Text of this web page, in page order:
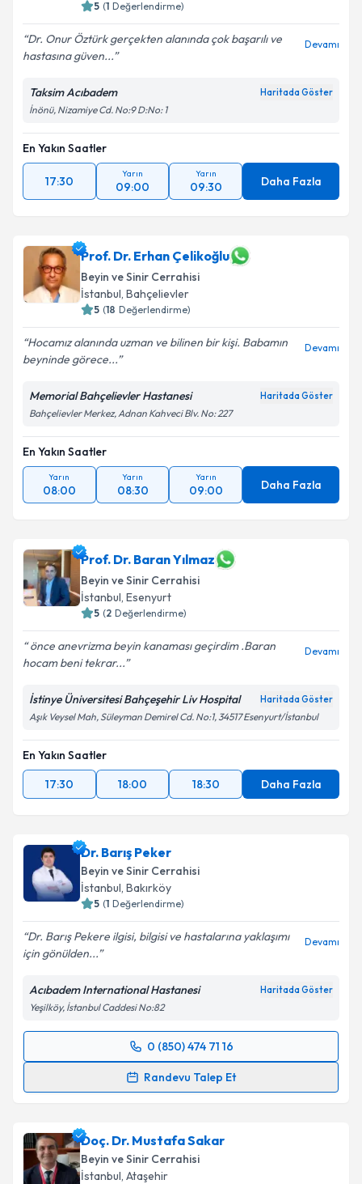
5 (1 Değerlendirme)
Dr. Onur Öztürk gerçekten alanında çok başarılı ve
hastasına güven...
Devamı
Taksim Acıbadem Haritada Göster
İnönü, Nizamiye Cd. No:9 D:No: 1
En Yakın Saatler
17:30
Yarın
09:00
Yarın
09:30 Daha Fazla
Prof. Dr. Erhan Çelikoğlu
Beyin ve Sinir Cerrahisi
İstanbul, Bahçelievler
5 (18 Değerlendirme)
Hocamız alanında uzman ve bilinen bir kişi. Babamın
beyninde görece...
Devamı
Memorial Bahçelievler Hastanesi Haritada Göster
Bahçelievler Merkez, Adnan Kahveci Blv. No: 227
En Yakın Saatler
Yarın
08:00
Yarın
08:30
Yarın
09:00 Daha Fazla
Prof. Dr. Baran Yılmaz
Beyin ve Sinir Cerrahisi
İstanbul, Esenyurt
5 (2 Değerlendirme)
önce anevrizma beyin kanaması geçirdim .Baran
hocam beni tekrar...
Devamı
İstinye Üniversitesi Bahçeşehir Liv Hospital Haritada Göster
Aşık Veysel Mah, Süleyman Demirel Cd. No:1, 34517 Esenyurt/İstanbul
En Yakın Saatler
17:30
18:00 18:30 Daha Fazla
Dr. Barış Peker
Beyin ve Sinir Cerrahisi
İstanbul, Bakırköy
5 (1 Değerlendirme)
Dr. Barış Pekere ilgisi, bilgisi ve hastalarına yaklaşımı
için gönülden...
Devamı
Acıbadem International Hastanesi Haritada Göster
Yeşilköy, İstanbul Caddesi No:82
0 (850) 474 71 16
Randevu Talep Et
Randevu Takvimi Talebi
hazırlandığında e-posta ile bilgilendireceğiz.
E-posta Adresiniz
Doç. Dr. Mustafa Sakar
Beyin ve Sinir Cerrahisi
İstanbul, Ataşehir